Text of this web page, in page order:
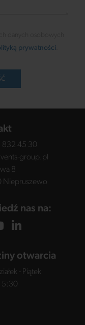
prywatności
832 45 30
group.pl
8
Niepruszewo
nas na:
otwarcia
- Piątek